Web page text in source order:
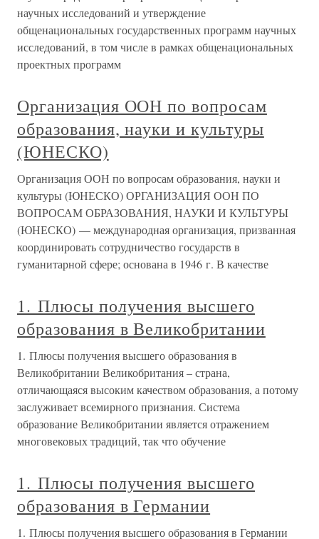
научных исследований и утверждение
общенациональных государственных программ научных
исследований, в том числе в рамках общенациональных
проектных программ
Организация ООН по вопросам
образования, науки и культуры
(ЮНЕСКО)
Организация ООН по вопросам образования, науки и
культуры (ЮНЕСКО) ОРГАНИЗАЦИЯ ООН ПО
ВОПРОСАМ ОБРАЗОВАНИЯ, НАУКИ И КУЛЬТУРЫ
(ЮНЕСКО) — международная организация, призванная
координировать сотрудничество государств в
гуманитарной сфере; основана в 1946 г. В качестве
1. Плюсы получения высшего
образования в Великобритании
1. Плюсы получения высшего образования в
Великобритании Великобритания – страна,
отличающаяся высоким качеством образования, а потому
заслуживает всемирного признания. Система
образование Великобритании является отражением
многовековых традиций, так что обучение
1. Плюсы получения высшего
образования в Германии
1. Плюсы получения высшего образования в Германии